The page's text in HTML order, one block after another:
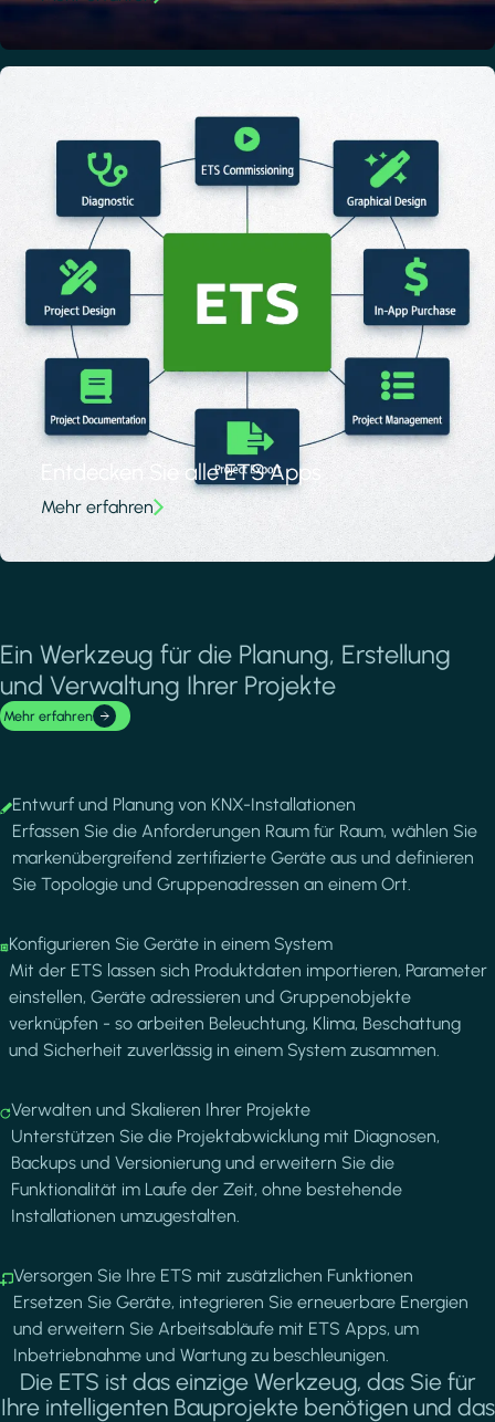
Entdecken Sie alle ETS Apps
Mehr erfahren
Ein Werkzeug für die Planung, Erstellung
und Verwaltung Ihrer Projekte
Mehr erfahren
Image
Entwurf und Planung von KNX-Installationen
Erfassen Sie die Anforderungen Raum für Raum, wählen Sie
markenübergreifend zertifizierte Geräte aus und definieren
Sie Topologie und Gruppenadressen an einem Ort.
Image
Konfigurieren Sie Geräte in einem System
Mit der ETS lassen sich Produktdaten importieren, Parameter
einstellen, Geräte adressieren und Gruppenobjekte
verknüpfen - so arbeiten Beleuchtung, Klima, Beschattung
und Sicherheit zuverlässig in einem System zusammen.
Image
Verwalten und Skalieren Ihrer Projekte
Unterstützen Sie die Projektabwicklung mit Diagnosen,
Backups und Versionierung und erweitern Sie die
Funktionalität im Laufe der Zeit, ohne bestehende
Installationen umzugestalten.
Image
Versorgen Sie Ihre ETS mit zusätzlichen Funktionen
Ersetzen Sie Geräte, integrieren Sie erneuerbare Energien
und erweitern Sie Arbeitsabläufe mit ETS Apps, um
Inbetriebnahme und Wartung zu beschleunigen.
Die ETS ist das einzige Werkzeug, das Sie für
Ihre intelligenten Bauprojekte benötigen und das